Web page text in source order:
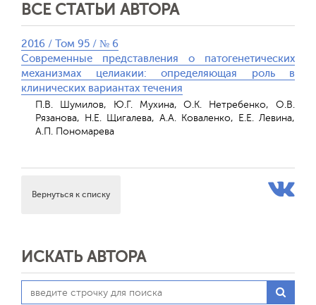
ВСЕ СТАТЬИ АВТОРА
2016 / Том 95 / № 6
Современные представления о патогенетических
механизмах целиакии: определяющая роль в
клинических вариантах течения
П.В. Шумилов, Ю.Г. Мухина, О.К. Нетребенко, О.В.
Рязанова, Н.Е. Щигалева, А.А. Коваленко, Е.Е. Левина,
А.П. Пономарева
Вернуться к списку
ИСКАТЬ АВТОРА